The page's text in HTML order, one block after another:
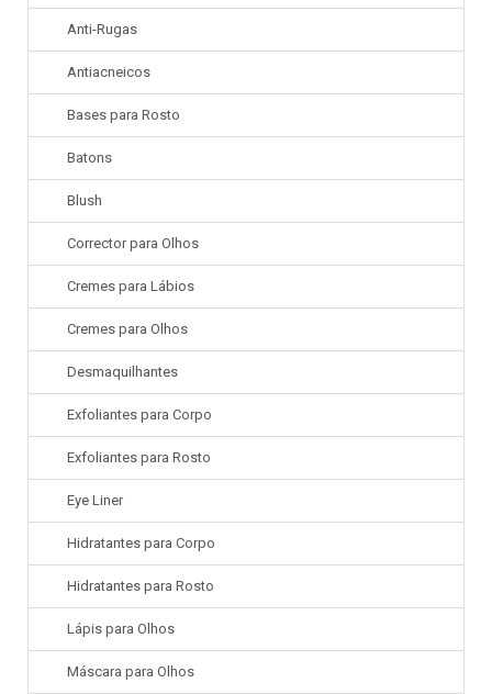
Anti-Rugas
Antiacneicos
Bases para Rosto
Batons
Blush
Corrector para Olhos
Cremes para Lábios
Cremes para Olhos
Desmaquilhantes
Exfoliantes para Corpo
Exfoliantes para Rosto
Eye Liner
Hidratantes para Corpo
Hidratantes para Rosto
Lápis para Olhos
Máscara para Olhos